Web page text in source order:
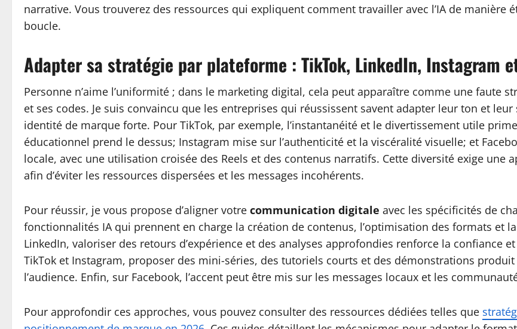
narrative. Vous trouverez des ressources qui expliquent comment travailler avec l’IA de manière
boucle.
Adapter sa stratégie par plateforme : TikTok, LinkedIn, Instagram
Personne n’aime l’uniformité ; dans le marketing digital, cela peut apparaître comme une faute
et ses codes. Je suis convaincu que les entreprises qui réussissent savent adapter leur ton et
identité de marque forte. Pour TikTok, par exemple, l’instantanéité et le divertissement utile
éducationnel prend le dessus; Instagram mise sur l’authenticité et la viscéralité visuelle; et
locale, avec une utilisation croisée des Reels et des contenus narratifs. Cette diversité exige
afin d’éviter les ressources dispersées et les messages incohérents.
Pour réussir, je vous propose d’aligner votre communication digitale avec les spécificités de
fonctionnalités IA qui prennent en charge la création de contenus, l’optimisation des formats et
LinkedIn, valoriser des retours d’expérience et des analyses approfondies renforce la confiance
TikTok et Instagram, proposer des mini-séries, des tutoriels courts et des démonstrations
l’audience. Enfin, sur Facebook, l’accent peut être mis sur les messages locaux et les
Pour approfondir ces approches, vous pouvez consulter des ressources dédiées telles que